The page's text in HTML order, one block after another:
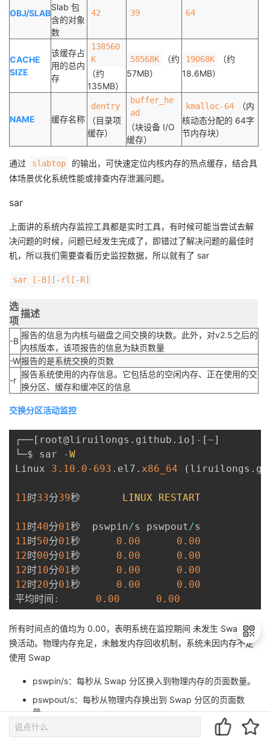
OBJ/SLAB
Slab 包
含的对象
数
42 39 64
CACHE
SIZE
该缓存占
用的总内
存
138560
K
（约
135MB）
58568K
（约
57MB）
19068K
（约
18.6MB）
NAME 缓存名称
dentry
（目录项
缓存）
buffer_he
ad
（块设备 I/O
缓存）
kmalloc-64
（内
核动态分配的 64字
节内存块）
通过 slabtop
的输出，可快速定位内核内存的热点缓存，结合具
体场景优化系统性能或排查内存泄漏问题。
sar
上面讲的系统内存监控工具都是实时工具，有时候可能当尝试去解
决问题的时候，问题已经发生完成了，即错过了解决问题的最佳时
机，所以我们需要查看历史监控数据，所以就有了 sar
sar [-B][-rl[-R]
选
项
描述
-B
报告的信息为内核与磁盘之间交换的块数。此外，对v2.5之后的
内核版本，该项报告的信息为缺页数量
-W报告的是系统交换的页数
-r
报告系统使用的内存信息。它包括总的空闲内存、正在使用的交
换分区、缓存和缓冲区的信息
交换分区活动监控
┌──[ root@liruilongs . github . io] - [~]
└─$ sar
-W
Linux 3.10 .0- 693. el7 . x86_64 ( liruilongs .
11时33分39秒 LINUX RESTART
11时40分01秒  pswpin/s pswpout/
11时50分01秒 0.00
0.00
12时00分01秒 0.00
0.00
12时10分01秒 0.00
0.00
12时20分01秒 0.00
0.00
平均时间 : 0.00 0.00
所有时间点的值均为 0.00，表明系统在监控期间 ​​未发生 Swap 交
换活动​​。物理内存充足，未触发内存回收机制，系统未因内存不足
使用 Swap
​​pswpin/s​​：每秒从 Swap 分区换入到物理内存的页面数量。
​pswpout/s​​：每秒从物理内存换出到 Swap 分区的页面数
量。
内存分页与缺页统计